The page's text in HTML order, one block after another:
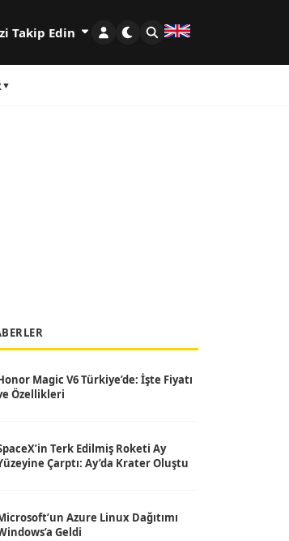
Takip Edin
Magic V6 Türkiye’de: İşte Fiyatı
Özellikleri
Terk Edilmiş Roketi Ay
Çarptı: Ay’da Krater Oluştu
Azure Linux Dağıtımı
Geldi